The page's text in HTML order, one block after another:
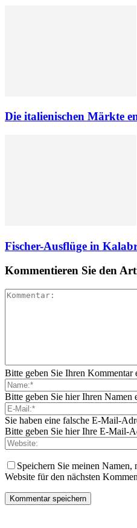
Die italienischen Märkte
Fischer-Ausflüge in
Kommentieren Sie den
Bitte geben Sie Ihren Kommentar
Bitte geben Sie hier Ihren Namen
Sie haben eine falsche E-Mail-
Bitte geben Sie hier Ihre E-Mail-
Speichern Sie meinen
Website für den nächsten